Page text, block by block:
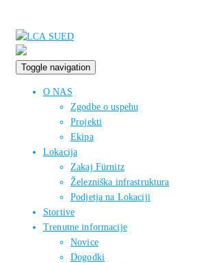
Toggle navigation
O NAS
Zgodbe o uspehu
Projekti
Ekipa
Lokacija
Zakaj Fürnitz
Železniška infrastruktura
Podjetja na Lokaciji
Stortive
Trenutne informacije
Novice
Dogodki